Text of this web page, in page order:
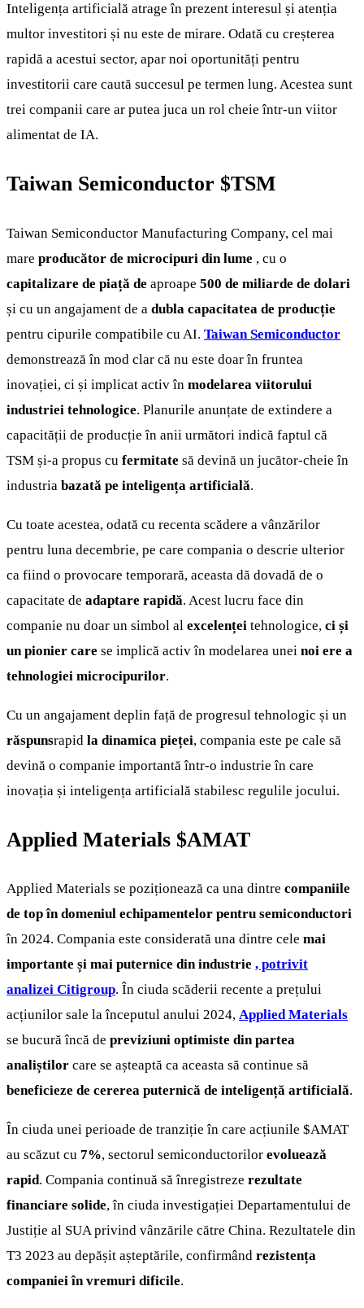
Inteligența artificială atrage în prezent interesul și atenția
multor investitori și nu este de mirare. Odată cu creșterea
rapidă a acestui sector, apar noi oportunități pentru
investitorii care caută succesul pe termen lung. Acestea sunt
trei companii care ar putea juca un rol cheie într-un viitor
alimentat de IA.
Taiwan Semiconductor $TSM
Taiwan Semiconductor Manufacturing Company, cel mai
mare producător de microcipuri din lume , cu o
capitalizare de piață de aproape 500 de miliarde de dolari
și cu un angajament de a dubla capacitatea de producție
pentru cipurile compatibile cu AI. Taiwan Semiconductor
demonstrează în mod clar că nu este doar în fruntea
inovației, ci și implicat activ în modelarea viitorului
industriei tehnologice. Planurile anunțate de extindere a
capacității de producție în anii următori indică faptul că
TSM și-a propus cu fermitate să devină un jucător-cheie în
industria bazată pe inteligența artificială.
Cu toate acestea, odată cu recenta scădere a vânzărilor
pentru luna decembrie, pe care compania o descrie ulterior
ca fiind o provocare temporară, aceasta dă dovadă de o
capacitate de adaptare rapidă. Acest lucru face din
companie nu doar un simbol al excelenței tehnologice, ci și
un pionier care se implică activ în modelarea unei noi ere a
tehnologiei microcipurilor.
Cu un angajament deplin față de progresul tehnologic și un
răspunsrapid la dinamica pieței, compania este pe cale să
devină o companie importantă într-o industrie în care
inovația și inteligența artificială stabilesc regulile jocului.
Applied Materials $AMAT
Applied Materials se poziționează ca una dintre companiile
de top în domeniul echipamentelor pentru semiconductori
în 2024. Compania este considerată una dintre cele mai
importante și mai puternice din industrie , potrivit
analizei Citigroup. În ciuda scăderii recente a prețului
acțiunilor sale la începutul anului 2024, Applied Materials
se bucură încă de previziuni optimiste din partea
analiștilor care se așteaptă ca aceasta să continue să
beneficieze de cererea puternică de inteligență artificială.
În ciuda unei perioade de tranziție în care acțiunile $AMAT
au scăzut cu 7%, sectorul semiconductorilor evoluează
rapid. Compania continuă să înregistreze rezultate
financiare solide, în ciuda investigației Departamentului de
Justiție al SUA privind vânzările către China. Rezultatele din
T3 2023 au depășit așteptările, confirmând rezistența
companiei în vremuri dificile.